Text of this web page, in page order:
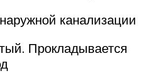
канализации
Прокладывается